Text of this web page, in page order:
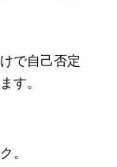
で自己否定
す。
。